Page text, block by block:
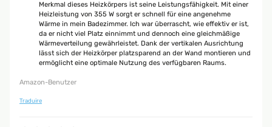
Merkmal dieses Heizkörpers ist seine Leistungsfähigkeit. Mit einer
Heizleistung von 355 W sorgt er schnell für eine angenehme
Wärme in mein Badezimmer. Ich war überrascht, wie effektiv er ist,
da er nicht viel Platz einnimmt und dennoch eine gleichmäßige
Wärmeverteilung gewährleistet. Dank der vertikalen Ausrichtung
lässt sich der Heizkörper platzsparend an der Wand montieren und
ermöglicht eine optimale Nutzung des verfügbaren Raums.
Amazon-Benutzer
Traduire